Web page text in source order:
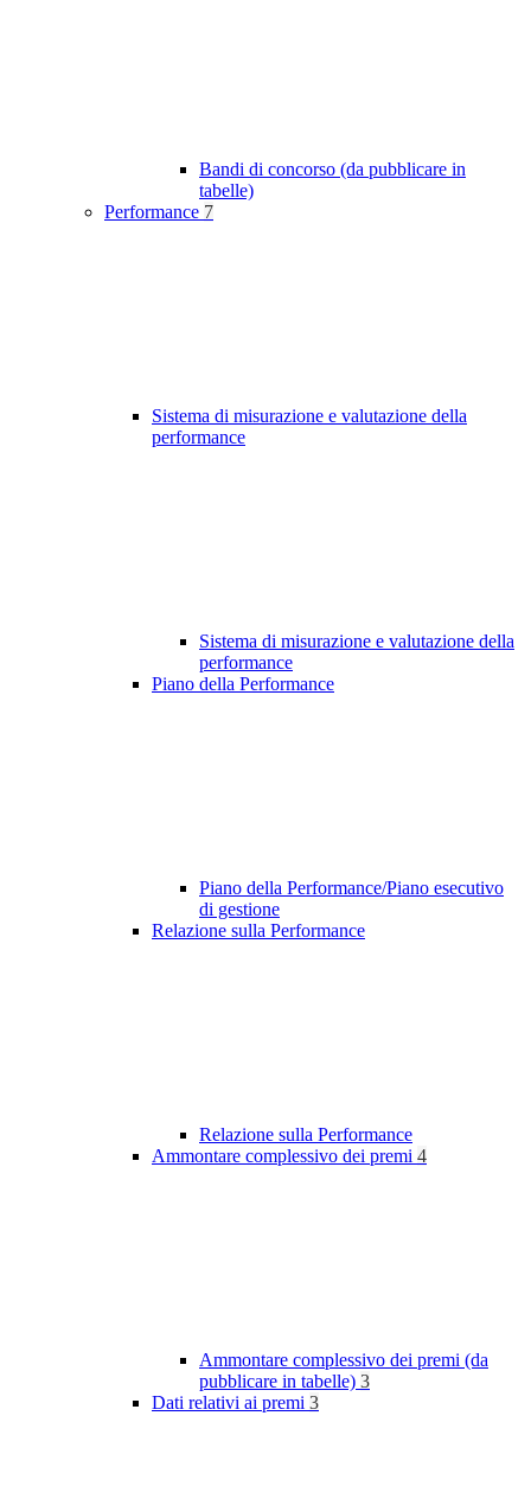
Bandi di concorso (da pubblicare in
tabelle)
Performance 7
Sistema di misurazione e valutazione della
performance
Sistema di misurazione e valutazione della
performance
Piano della Performance
Piano della Performance/Piano esecutivo
di gestione
Relazione sulla Performance
Relazione sulla Performance
Ammontare complessivo dei premi 4
Ammontare complessivo dei premi (da
pubblicare in tabelle) 3
Dati relativi ai premi 3